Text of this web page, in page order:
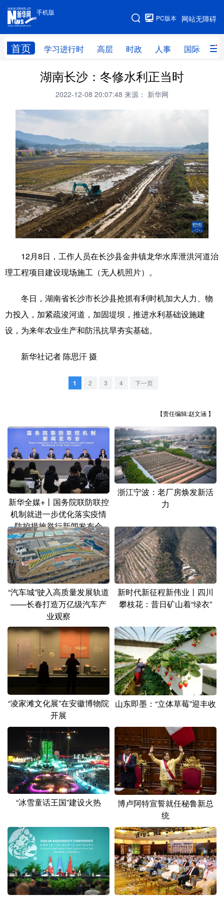
手机版
网站无障碍
PC版本
首页 学习进行时 高层 时政 人事 国际 财
手机版
网站地图
学习进行时 高层 时政
财经 网评
台湾 教育
科技 科创
文化 书画 健康 军事
访谈 视频 图片 政务
法律 中央文件 金融 汽车
食品 人居 信息化 数字经济
文化产业
天津 河北
江苏
浙江 安徽 福建 江西
山东 河南 湖北 湖南
广东 广西 海南 重庆
四川 贵州 云南 西藏
陕西 甘肃
新疆 内蒙古 黑龙江
多语种频道
English Español Français عربى
Русский язык
Deutsch Português
湖南长沙：冬修水利正当时
2022-12-08 20:07:48 来源： 新华网
12月8日，工作人员在长沙县金井镇龙华水库泄洪河道治
理工程项目建设现场施工（无人机照片）。
冬日，湖南省长沙市长沙县抢抓有利时机加大人力、物
力投入，加紧疏浚河道，加固堤坝，推进水利基础设施建
设，为来年农业生产和防汛抗旱夯实基础。
新华社记者 陈思汗 摄
1 2 3 4 下一页
【责任编辑:赵文涵 】
新华全媒+丨国务院联防联控
机制就进一步优化落实疫情
防控措施举行新闻发布会
浙江宁波：老厂房焕发新活
力
“汽车城”驶入高质量发展轨道
——长春打造万亿级汽车产
业观察
新时代新征程新伟业丨四川
攀枝花：昔日矿山着“绿衣”
“凌家滩文化展”在安徽博物院
开展
山东即墨：“立体草莓”迎丰收
“冰雪童话王国”建设火热
博卢阿特宣誓就任秘鲁新总
统